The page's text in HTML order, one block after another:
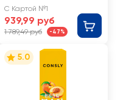
улитки и золотом
С Картой №1
939,99 руб
1 789,49 руб -47%
5.0